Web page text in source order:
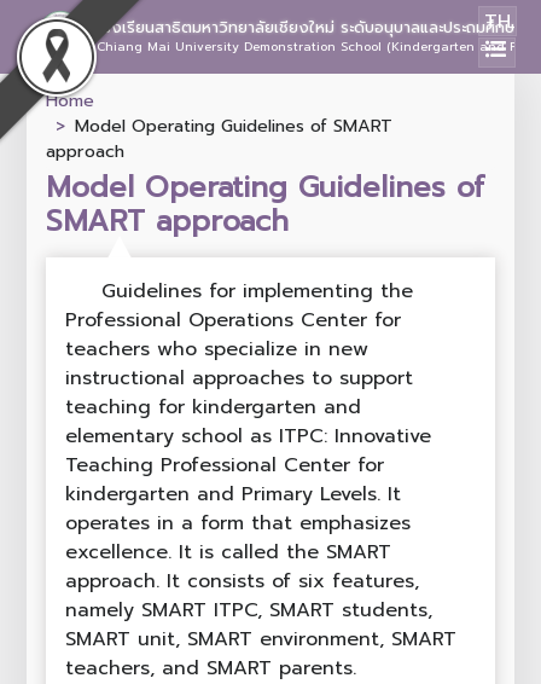
โรงเรียนสาธิตมหาวิทยาลัยเชียงใหม่ ระดับอนุบาลและประถมศึกษา
Chiang Mai University Demonstration School (Kindergarten and
TH
Home
Model Operating Guidelines of SMART
approach
Model Operating Guidelines of
SMART approach
Guidelines for implementing the
Professional Operations Center for
teachers who specialize in new
instructional approaches to support
teaching for kindergarten and
elementary school as ITPC: Innovative
Teaching Professional Center for
kindergarten and Primary Levels. It
operates in a form that emphasizes
excellence. It is called the SMART
approach. It consists of six features,
namely SMART ITPC, SMART students,
SMART unit, SMART environment, SMART
teachers, and SMART parents.